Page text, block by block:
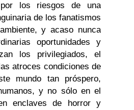
los riesgos de una
de los fanatismos
y acaso nunca
oportunidades y
los privilegiados, el
atroces condiciones de
mundo tan próspero,
y no sólo en el
enclaves de horror y